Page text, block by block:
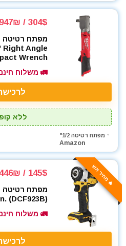
304$ / 947₪
Right Angle
Wrench
🚛 משלוח
ללא
מפתח רטיטה 1/2"
Amazon
🔥 מחיר אש 145$ / 446₪
(DCF923B)
🚛 משלוח